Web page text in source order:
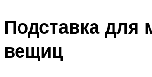
Подставка для
вещиц